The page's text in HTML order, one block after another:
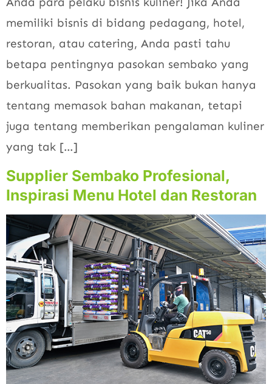
memiliki bisnis di bidang pedagang, hotel,
restoran, atau catering, Anda pasti tahu
betapa pentingnya pasokan sembako yang
berkualitas. Pasokan yang baik bukan hanya
tentang memasok bahan makanan, tetapi
juga tentang memberikan pengalaman kuliner
yang tak […]
Supplier Sembako Profesional,
Inspirasi Menu Hotel dan Restoran